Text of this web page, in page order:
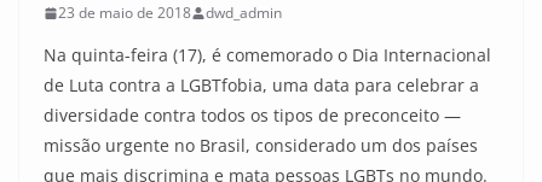
23 de maio de 2018 dwd_admin
Na quinta-feira (17), é comemorado o Dia Internacional
de Luta contra a LGBTfobia, uma data para celebrar a
diversidade contra todos os tipos de preconceito —
missão urgente no Brasil, considerado um dos países
que mais discrimina e mata pessoas LGBTs no mundo.